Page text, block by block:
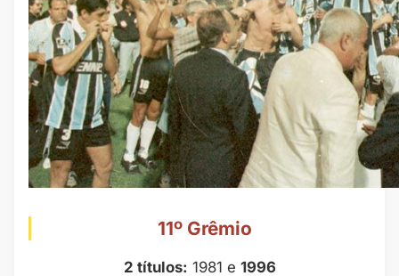
11º Grêmio
2 títulos: 1981 e 1996